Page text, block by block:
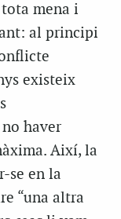
mena i
al principi
existeix
haver
Així, la
se en la
“una altra